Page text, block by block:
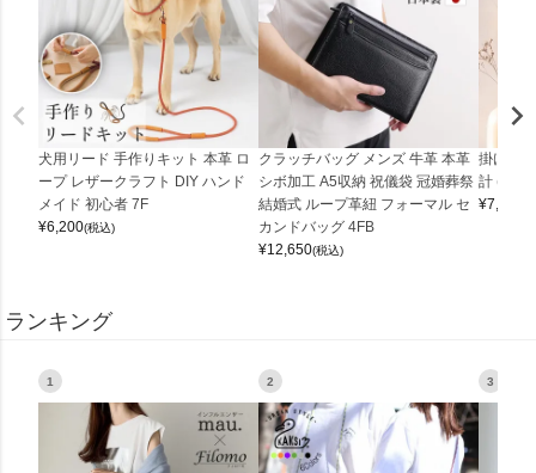
犬用リード 手作りキット 本革 ロ
ープ レザークラフト DIY ハンド
メイド 初心者 7F
¥6,200(税込)
クラッチバッグ メンズ 牛革 本革
シボ加工 A5収納 祝儀袋 冠婚葬祭
結婚式 ループ革紐 フォーマル セ
カンドバッグ 4FB
¥12,650(税込)
掛け時
計
¥7,150
ランキング
1 2 3